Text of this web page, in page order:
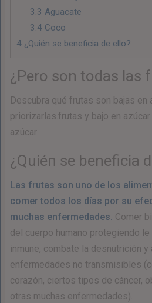
3.3 Aguacate
3.4Coco
4¿Quién se beneficia de ello?
¿Pero son todas las
Descubra qué frutas son bajas en
priorizarlas.frutas y bajo en
azúcar
¿Quién se beneficia
Las frutas son uno de los
comer todos los días por su
muchas enfermedades. Comer
del cuerpo humano protegiendo
inmune, combate la desnutrición y
enfermedades no transmisibles
corazón, ciertos tipos de cáncer,
otras muchas enfermedades).